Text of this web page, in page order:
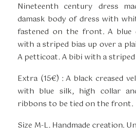
Nineteenth century dress
damask body of dress with
fastened on the front. A blue
with a striped bias up over a
A petticoat. A bibi with a
Extra (15€) : A black creased
with blue silk, high collar
ribbons to be tied on the front.
Size M-L. Handmade creation.